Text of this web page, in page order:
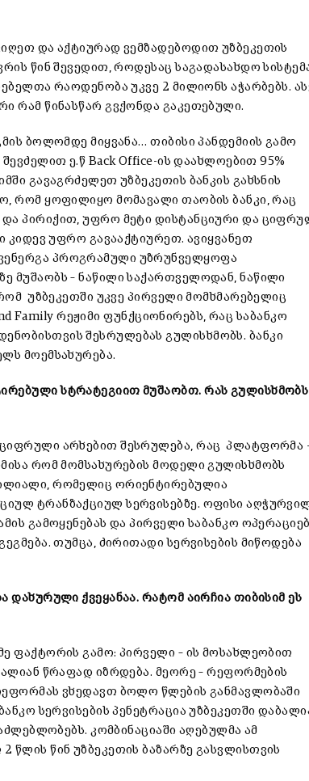
და აქტიურად ვემზადებოდით უზბეკეთის
წინ შევედით, როდესაც საგადასახდო
რაოდენობა უკვე 2 მილიონს აჭარბებს.
რამ წინასწარ გვქონდა გაკეთებული.
ბოლომდე მიყვანა… თიბისი პანდემიის გამო
ე.წ Back Office-ის დაახლოებით 95%
გავაგრძელეთ უზბეკეთის ბანკის გახსნის
რომ ყოფილიყო მომავალი თაობის ბანკი, რაც
პირიქით, უფრო მეტი დისტანციური და
კიდევ უფრო გავააქტიურეთ. ავიყვანეთ
პროგრამული უზრუნველყოფა
მუშაობს – ნაწილი საქართველოდან, ნაწილი
უზბეკეთში უკვე პირველი მომხმარებელიც
Family რეჟიმი ფუნქციონირებს, რაც საბანკო
შესრულებას გულისხმობს. ბანკი
მოემსახურება.
სტრატეგიით მუშაობთ. რას გულისხმობს
ციფრული არხებით შესრულება, რაც პლატფორმა -
რომ მომსახურების მოდელი გულისხმობს
რომელიც ორიენტირებულია
ტრანზაქციულ სერვისებზე. ოფისი
გამოყენებას და პირველი საბანკო
თუმცა, ძირითადი სერვისების მიწოდება
დახურული ქვეყანაა. რატომ აირჩია თიბისიმ ეს
ფაქტორის გამო: პირველი – ის მოსახლეობით
წრაფად იზრდება. მეორე – რეფორმების
ვხედავთ ბოლო წლების განმავლობაში
სერვისების პენეტრაცია უზბეკეთში
კომბინაციაში აღებულმა ამ
წინ უზბეკეთის ბაზარზე გასვლისთვის